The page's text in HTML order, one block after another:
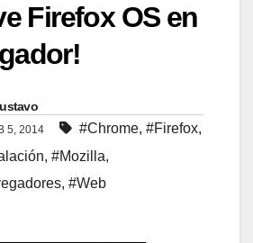
Firefox OS en
5, 2014 #Chrome, #Firefox,
, #Mozilla,
, #Web